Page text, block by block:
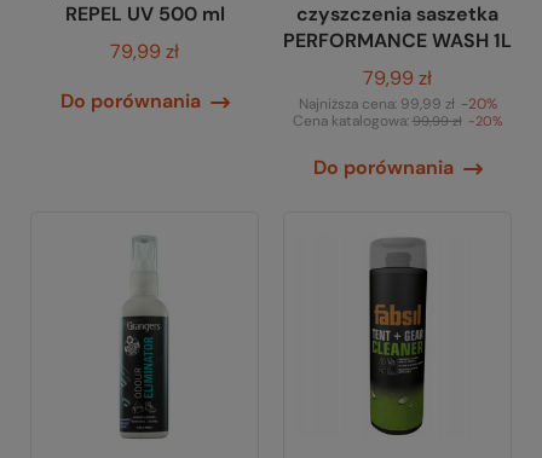
REPEL UV 500 ml
79,99 zł
Do porównania
czyszczenia saszetka
PERFORMANCE WASH 1L
79,99 zł
Najniższa cena: 99,99 zł -20%
Cena katalogowa:99,99 zł -20%
Do porównania